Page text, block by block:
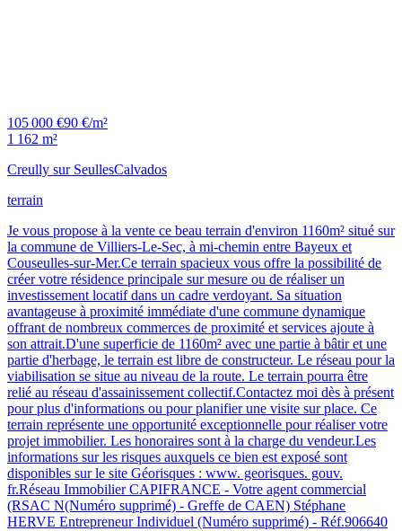
105 000 €90 €/m²
1 162 m²
Creully sur SeullesCalvados
terrain
Je vous propose à la vente ce beau terrain d'environ 1160m² situé sur
la commune de Villiers-Le-Sec, à mi-chemin entre Bayeux et
Couseulles-sur-Mer.Ce terrain spacieux vous offre la possibilité de
créer votre résidence principale sur mesure ou de réaliser un
investissement locatif dans un cadre verdoyant. Sa situation
avantageuse à proximité immédiate d'une commune dynamique
offrant de nombreux commerces de proximité et services ajoute à
son attrait.D'une superficie de 1160m² avec une partie à bâtir et une
partie d'herbage, le terrain est libre de constructeur. Le réseau pour la
viabilisation se situe au niveau de la route. Le terrain pourra être
relié au réseau d'assainissement collectif.Contactez moi dès à présent
pour plus d'informations ou pour planifier une visite sur place. Ce
terrain représente une opportunité exceptionnelle pour réaliser votre
projet immobilier. Les honoraires sont à la charge du vendeur.Les
informations sur les risques auxquels ce bien est exposé sont
disponibles sur le site Géorisques : www. georisques. gouv.
fr.Réseau Immobilier CAPIFRANCE - Votre agent commercial
(RSAC N(Numéro supprimé) - Greffe de CAEN) Stéphane
HERVE Entrepreneur Individuel (Numéro supprimé) - Réf.906640